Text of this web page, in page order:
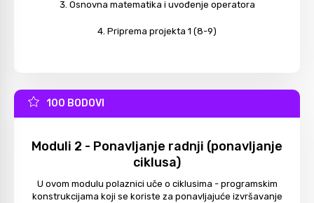
Osnovna matematika i uvođenje operatora
Priprema projekta 1 (8-9)
100 BODOVI
Moduli 2 - Ponavljanje radnji (ponavljanje
ciklusa)
U ovom modulu polaznici uče o ciklusima - programskim
konstrukcijama koji se koriste za ponavljajuće izvršavanje